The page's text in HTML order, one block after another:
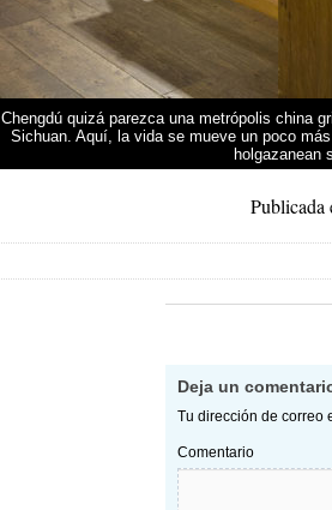
Chengdú quizá parezca una metrópolis china
Sichuan. Aquí, la vida se mueve un poco
holgazanean
Publicada
Deja un
Tu dirección de correo
Comentario